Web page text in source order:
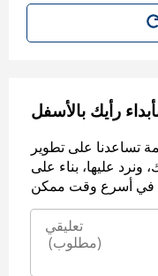
رأيك بالأسفل
تساعدنا على تطوير
عليها، بناء على